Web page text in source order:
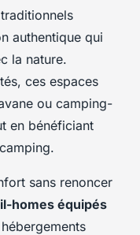
authentique qui
la nature.
ces espaces
ou camping-
en bénéficiant
sans renoncer
homes équipés